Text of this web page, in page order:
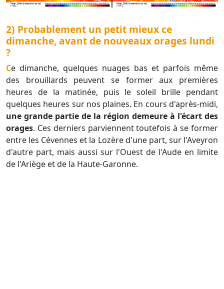
2) Probablement un petit mieux ce
dimanche, avant de nouveaux orages lundi
?
Ce dimanche, quelques nuages bas et parfois même
des brouillards peuvent se former aux premières
heures de la matinée, puis le soleil brille pendant
quelques heures sur nos plaines. En cours d'après-midi,
une grande partie de la région demeure à l'écart des
orages. Ces derniers parviennent toutefois à se former
entre les Cévennes et la Lozère d'une part, sur l'Aveyron
d'autre part, mais aussi sur l'Ouest de l'Aude en limite
de l'Ariège et de la Haute-Garonne.